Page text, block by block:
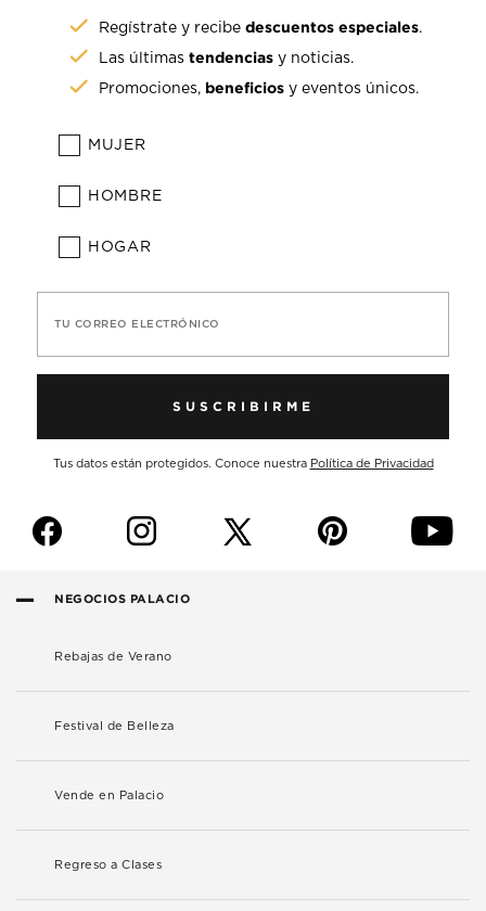
Regístrate y recibedescuentos especiales.
Las últimastendencias y noticias.
Promociones, beneficios y eventos únicos.
MUJER
HOMBRE
HOGAR
TU CORREO ELECTRÓNICO
SUSCRIBIRME
Tus datos están protegidos. Conoce nuestra Política de Privacidad
f i p y
NEGOCIOS PALACIO
Rebajas de Verano
Festival de Belleza
Vende en Palacio
Regreso a Clases